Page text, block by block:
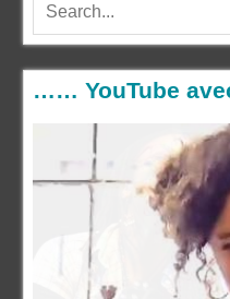
…… YouTube